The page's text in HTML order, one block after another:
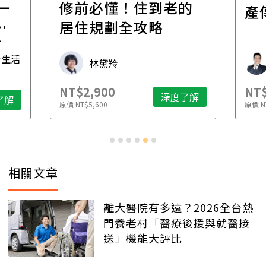
活
解
修前必懂！住到老的
居住規劃全攻略
林黛羚
NT$2,900
原價NT$5,600 深度了解
產
原價
相關文章
離大醫院有多遠？2026全台熱
門養老村「醫療後援與就醫接
送」機能大評比